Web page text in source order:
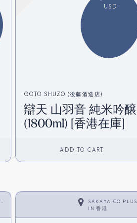
USD
GOTO SHUZO (後藤酒造店)
辯天 山羽音 純米吟醸
(1800ml) [香港在庫]
ADD TO CART
SAKAYA.CO PLUS
<SAKE>
IN香港